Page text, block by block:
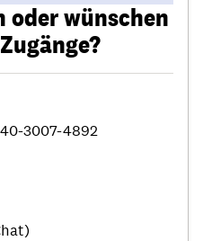
oder wünschen
3007-4892